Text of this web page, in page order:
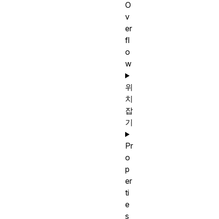
O
v
er
fl
o
w
위
치
잡
기
Pr
o
p
er
ti
e
s